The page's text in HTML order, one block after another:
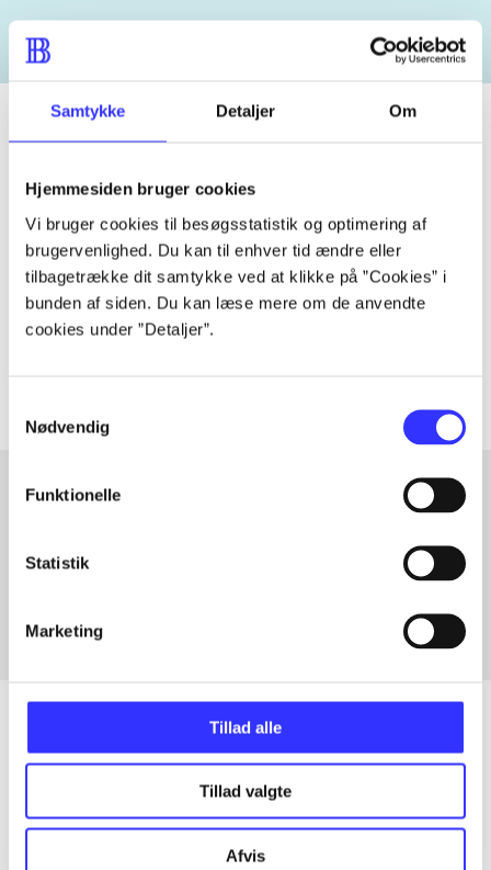
Samtykke Detaljer Om
Hjemmesiden bruger cookies
Vi bruger cookies til besøgsstatistik og optimering af
brugervenlighed. Du kan til enhver tid ændre eller
tilbagetrække dit samtykke ved at klikke på ”Cookies” i
bunden af siden. Du kan læse mere om de anvendte
cookies under ”Detaljer”.
Nødvendig
Funktionelle
Statistik
Marketing
Tillad alle
Tillad valgte
Afvis
Tidsskrift
Artiklen er en del af
lorem ipsum dolor sit amet ...
Tidsskrift
Fra
Alle registrerede artikler fordelt på udgivelser